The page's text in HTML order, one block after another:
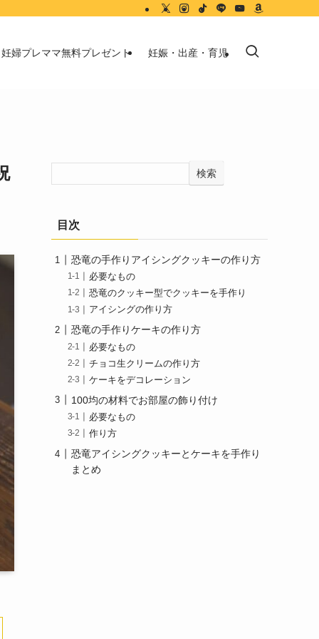
妊婦プレママ無料プレゼント 妊娠・出産・育児
検索
目次
恐竜の手作りアイシングクッキーの作り方
必要なもの
恐竜のクッキー型でクッキーを手作り
アイシングの作り方
恐竜の手作りケーキの作り方
必要なもの
チョコ生クリームの作り方
ケーキをデコレーション
100均の材料でお部屋の飾り付け
必要なもの
作り方
恐竜アイシングクッキーとケーキを手作り
まとめ